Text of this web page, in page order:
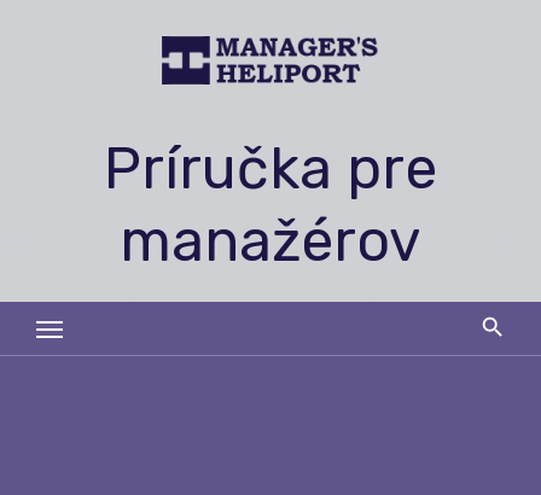
Príručka pre
manažérov